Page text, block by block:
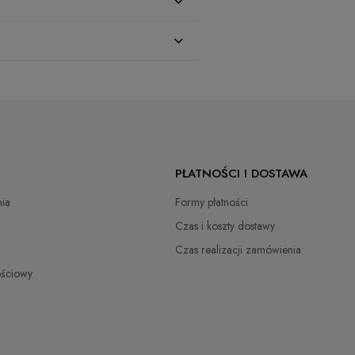
PŁATNOŚCI I DOSTAWA
Formy płatności
Czas i koszty dostawy
Czas realizacji zamówienia